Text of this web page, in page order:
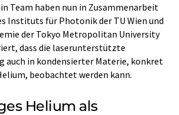
Team haben nun in Zusammenarbeit
Instituts für Photonik der TU Wien und
der Tokyo Metropolitan University
dass die laserunterstützte
auch in kondensierter Materie, konkret
beobachtet werden kann.
Helium als